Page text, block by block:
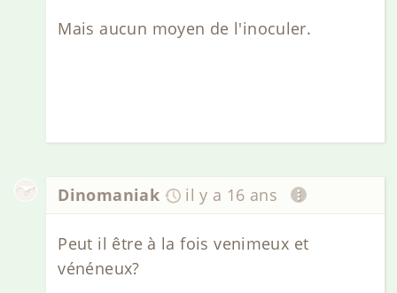
Mais aucun moyen de l'inoculer.
Dinomaniak il y a 16 ans
Peut il être à la fois venimeux et
vénéneux?